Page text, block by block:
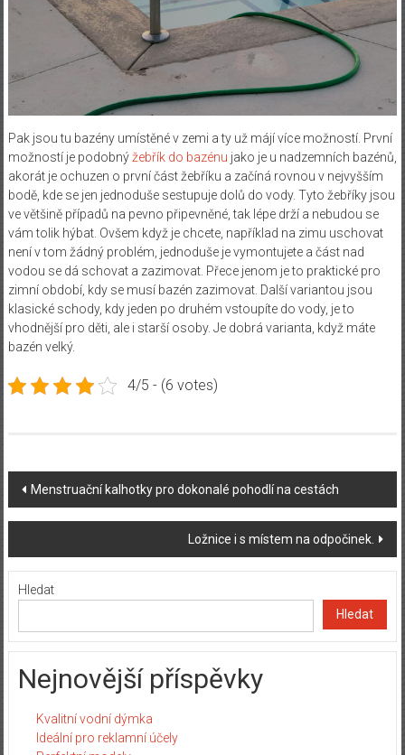
Pak jsou tu bazény umístěné v zemi a ty už májí více možností. První
možností je podobný žebřík do bazénu jako je u nadzemních bazénů,
akorát je ochuzen o první část žebříku a začíná rovnou v nejvyšším
bodě, kde se jen jednoduše sestupuje dolů do vody. Tyto žebříky jsou
ve většině případů na pevno připevněné, tak lépe drží a nebudou se
vám tolik hýbat. Ovšem když je chcete, například na zimu uschovat
není v tom žádný problém, jednoduše je vymontujete a část nad
vodou se dá schovat a zazimovat. Přece jenom je to praktické pro
zimní období, kdy se musí bazén zazimovat. Další variantou jsou
klasické schody, kdy jeden po druhém vstoupíte do vody, je to
vhodnější pro děti, ale i starší osoby. Je dobrá varianta, když máte
bazén velký.
4/5 - (6 votes)
Post
navigation
Menstruační kalhotky pro dokonalé pohodlí na cestách
Ložnice i s místem na odpočinek.
Hledat
Hledat
Nejnovější příspěvky
Kvalitní vodní dýmka
Ideální pro reklamní účely